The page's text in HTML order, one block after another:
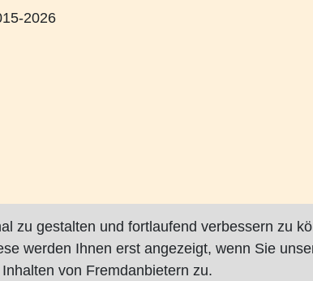
2026
zu gestalten und fortlaufend verbessern zu
werden Ihnen erst angezeigt, wenn Sie
von Fremdanbietern zu.